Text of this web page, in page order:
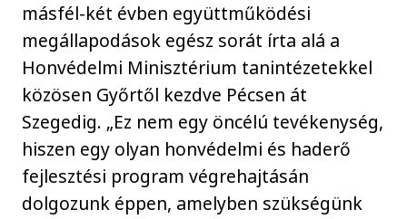
másfél-két évben együttműködési
megállapodások egész sorát írta alá a
Honvédelmi Minisztérium tanintézetekkel
közösen Győrtől kezdve Pécsen át
Szegedig. „Ez nem egy öncélú tevékenység,
hiszen egy olyan honvédelmi és haderő
fejlesztési program végrehajtásán
dolgozunk éppen, amelyben szükségünk